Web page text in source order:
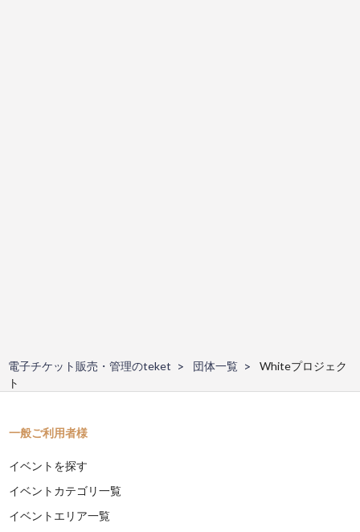
電子チケット販売・管理のteket 団体一覧
Whiteプロジェク
ト
一般ご利用者様
イベントを探す
イベントカテゴリ一覧
イベントエリア一覧